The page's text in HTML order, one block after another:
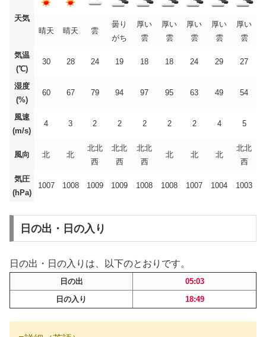
天気
晴天
晴天 雲
曇り
がち
厚い
雲
厚い
雲
厚い
雲
厚い
雲
厚い
雲
気温
(℃)
30 28 24 19 18 18 24 29 27
湿度
(%)
60 67 79 94 97 95 63 49 54
風速
(m/s)
4 3 2 2 2 2 2 4 5
風向 北 北
北北
西
北北
西
北北
西
北 北 北
北北
西
気圧
(hPa)
1007 1008 1009 1009 1008 1008 1007 1004 1003
日の出・日の入り
日の出・日の入りは、以下のとおりです。
日の出
05:03
日の入り
18:49